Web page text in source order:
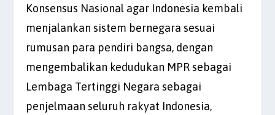
Konsensus Nasional agar Indonesia kembali
menjalankan sistem bernegara sesuai
rumusan para pendiri bangsa, dengan
mengembalikan kedudukan MPR sebagai
Lembaga Tertinggi Negara sebagai
penjelmaan seluruh rakyat Indonesia,